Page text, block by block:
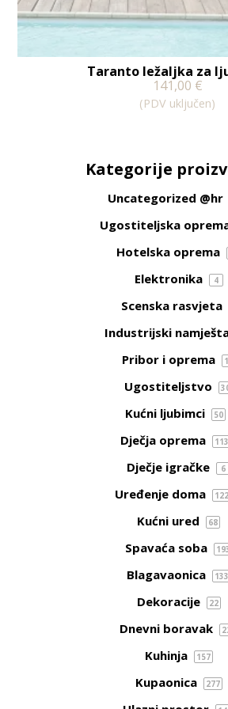
Taranto ležaljka za
141,00 €
(PDV uključen)
Kategorije
Uncategorized @hr
Ugostiteljska
Hotelska oprema
Elektronika 4
Scenska rasvjeta
Industrijski
Pribor i oprema
Ugostiteljstvo
Kućni ljubimci 50
Dječja oprema 113
Dječje igračke 6
Uređenje doma
Kućni ured 68
Spavaća soba
Blagavaonica 133
Dekoracije 22
Dnevni boravak
Kuhinja 157
Kupaonica 277